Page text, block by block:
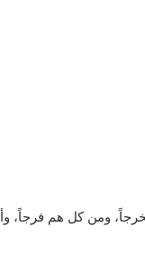
ومن كل هم فرجاً،